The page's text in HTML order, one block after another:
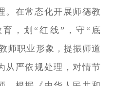
。在常态化开展师德教
，划“红线”，守“底
师职业形象，提振师道
从严依规处理，对情节